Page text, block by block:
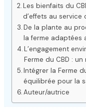
Les bienfaits du
d’effets au service
De la plante au
la ferme adaptées
L’engagement
Ferme du CBD :
Intégrer la Ferme
équilibrée pour la
Auteur/autrice